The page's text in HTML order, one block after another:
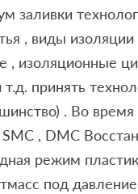
заливки
, виды изоляции
, изоляционные
принять
. Во
, DMC
режим
под